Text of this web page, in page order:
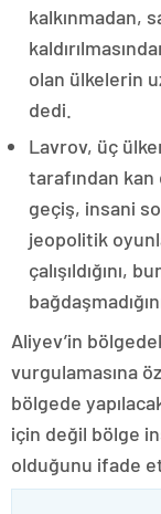
kalkınmadan,
olan ülkelerin
dedi.
Lavrov, üç
tarafından kan
geçiş, insani
jeopolitik
çalışıldığını,
Aliyev’in
vurgulamasına
bölgede
için değil bölge
olduğunu ifade